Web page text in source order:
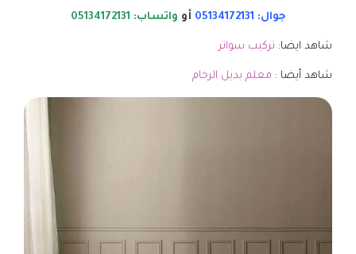
جوال: 05134172131 أو واتساب: 05134172131
شاهد ايضا: تركيب سواتر
شاهد أيضا : معلم بديل الرخام